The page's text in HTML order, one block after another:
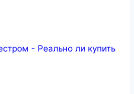
- Реально ли купить